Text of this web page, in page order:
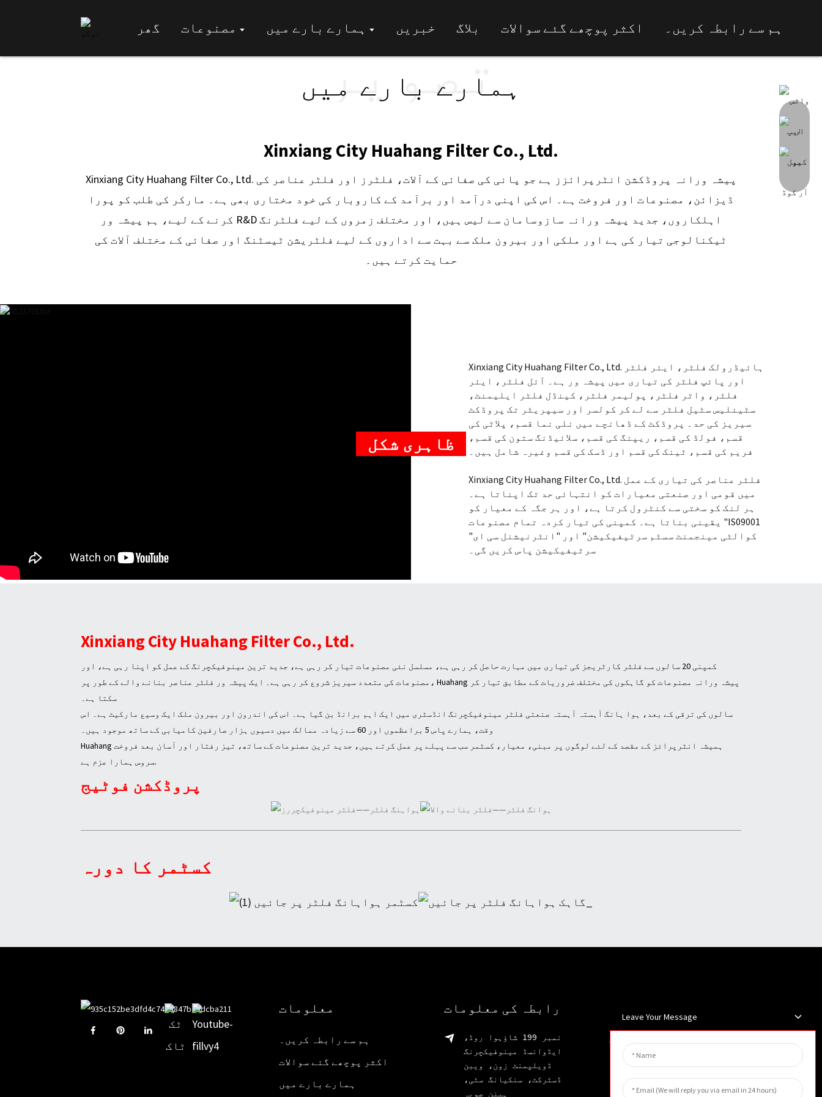
گھر مصنوعات ہمارے بارے میں خبریں بلاگ اکثر پوچھے گئے سوالات ہم سے رابطہ کریں۔
ہمارے بارے میں
تصویر
Xinxiang City Huahang Filter Co., Ltd.
Xinxiang City Huahang Filter Co., Ltd. پیشہ ورانہ پروڈکشن انٹرپرائزز ہے جو پانی کی صفائی کے آلات، فلٹرز اور فلٹر عناصر کی
ڈیزائن، مصنوعات اور فروخت ہے۔ اس کی اپنی درآمد اور برآمد کے کاروبار کی خود مختاری بھی ہے۔ مارکر کی طلب کو پورا
کرنے کے لیے، ہم پیشہ ور R&D اہلکاروں، جدید پیشہ ورانہ سازوسامان سے لیس ہیں، اور مختلف زمروں کے لیے فلٹرنگ
ٹیکنالوجی تیار کی ہے اور ملکی اور بیرون ملک سے بہت سے اداروں کے لیے فلٹریشن ٹیسٹنگ اور صفائی کے مختلف آلات کی
حمایت کرتے ہیں۔
Xinxiang City Huahang Filter Co., Ltd. ہائیڈرولک فلٹر، ایئر فلٹر
اور پائپ فلٹر کی تیاری میں پیشہ ور ہے۔ آئل فلٹر، ایئر
فلٹر، واٹر فلٹر، پولیمر فلٹر، کینڈل فلٹر ایلیمنٹ،
سٹینلیس سٹیل فلٹر سے لے کر کولسر اور سیپریٹر تک پروڈکٹ
سیریز کی حد۔ پروڈکٹ کے ڈھانچے میں نلی نما قسم، پلاٹی کی
قسم، فولڈ کی قسم، ریپنگ کی قسم، سلائیڈنگ ستون کی قسم،
فریم کی قسم، ٹینک کی قسم اور ڈسک کی قسم وغیرہ شامل ہیں۔
Xinxiang City Huahang Filter Co., Ltd. فلٹر عناصر کی تیاری کے عمل
میں قومی اور صنعتی معیارات کو انتہائی حد تک اپناتا ہے۔
ہر لنک کو سختی سے کنٹرول کرتا ہے، اور ہر جگہ کے معیار کو
یقینی بناتا ہے۔ کمپنی کی تیار کردہ تمام مصنوعات "IS09001
کوالٹی مینجمنٹ سسٹم سرٹیفیکیشن" اور "انٹرنیشنل سی ای"
سرٹیفیکیشن پاس کریں گی۔
ظاہری شکل
Xinxiang City Huahang Filter Co., Ltd.
کمپنی 20 سالوں سے فلٹر کارٹریجز کی تیاری میں مہارت حاصل کر رہی ہے، مسلسل نئی مصنوعات تیار کر رہی ہے، جدید ترین مینوفیکچرنگ کے عمل کو اپنا رہی ہے، اور
مصنوعات کی متعدد سیریز شروع کر رہی ہے۔ ایک پیشہ ور فلٹر عناصر بنانے والے کے طور پر، Huahang پیشہ ورانہ مصنوعات کو گاہکوں کی مختلف ضروریات کے مطابق تیار کر
سکتا ہے۔
سالوں کی ترقی کے بعد، ہوا ہانگ آہستہ آہستہ صنعتی فلٹر مینوفیکچرنگ انڈسٹری میں ایک اہم برانڈ بن گیا ہے۔ اس کی اندرون اور بیرون ملک ایک وسیع مارکیٹ ہے۔ اس
وقت، ہمارے پاس 5 براعظموں اور 60 سے زیادہ ممالک میں دسیوں ہزار صارفین کامیابی کے ساتھ موجود ہیں۔
Huahang ہمیشہ انٹرپرائز کے مقصد کے لئے لوگوں پر مبنی، معیار، کسٹمر سب سے پہلے پر عمل کرتے ہیں، جدید ترین مصنوعات کے ساتھ، تیز رفتار اور آسان بعد فروخت
سروس ہمارا عزم ہے.
پروڈکشن فوٹیج
کسٹمر کا دورہ
معلومات
ہم سے رابطہ کریں۔
اکثر پوچھے گئے سوالات
ہمارے بارے میں
رابطہ کی معلومات
نمبر 199 شاؤہوا روڈ،
ایڈوانسڈ مینوفیکچرنگ
ڈویلپمنٹ زون، ویبن
ڈسٹرکٹ، سنکیانگ سٹی،
ہینن صوبہ
اپنا ای میل درج کریں اور ہم آپ
کو تازہ ترین معلوماتی پلان
بھیجیں گے۔
Leave Your Message